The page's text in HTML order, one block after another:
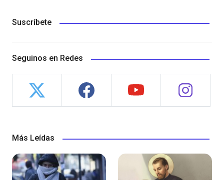
Suscríbete
Seguinos en Redes
Más Leídas